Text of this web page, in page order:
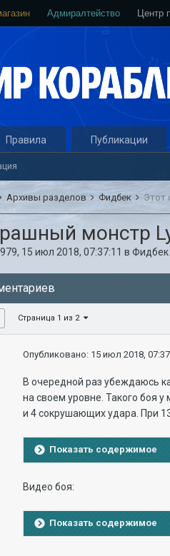
Адмиралтейство Центр
Правила Публикации
Архивы разделов Фидбек Этот
монстр
, 15 июл 2018, 07:37:11 вФидбек
Страница 1 из 2
Опубликовано: 15 июл 2018,
В очередной раз убеждаюсь
на своем уровне. Такого боя
и 4 сокрушающих удара. При
Показать содержимое
Видео боя:
Показать содержимое